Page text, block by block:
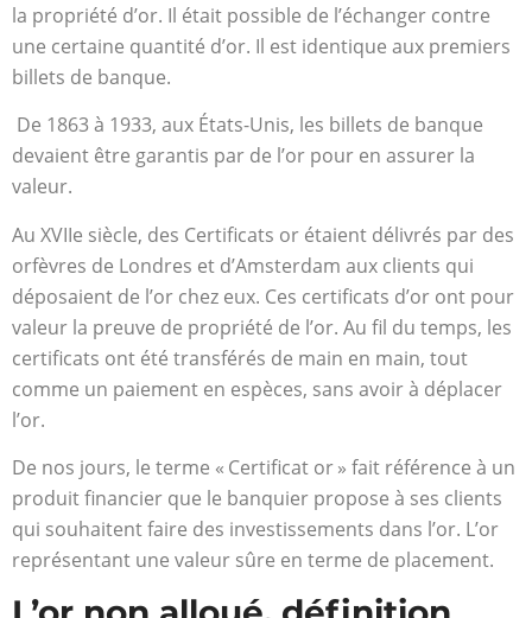
la propriété d’or. Il était possible de l’échanger contre
une certaine quantité d’or. Il est identique aux premiers
billets de banque.
De 1863 à 1933, aux États-Unis, les billets de banque
devaient être garantis par de l’or pour en assurer la
valeur.
Au XVIIe siècle, des Certificats or étaient délivrés par des
orfèvres de Londres et d’Amsterdam aux clients qui
déposaient de l’or chez eux. Ces certificats d’or ont pour
valeur la preuve de propriété de l’or. Au fil du temps, les
certificats ont été transférés de main en main, tout
comme un paiement en espèces, sans avoir à déplacer
l’or.
De nos jours, le terme « Certificat or » fait référence à un
produit financier que le banquier propose à ses clients
qui souhaitent faire des investissements dans l’or. L’or
représentant une valeur sûre en terme de placement.